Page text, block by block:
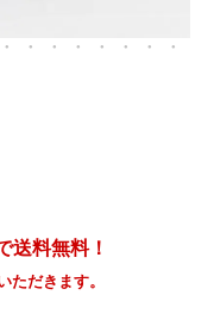
送料無料！
だきます。